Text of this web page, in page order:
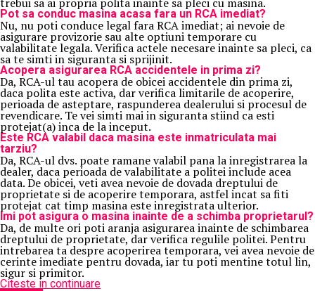
Pot sa conduc masina acasa fara un RCA imediat?
Nu, nu poti conduce legal fara RCA imediat; ai nevoie de
asigurare provizorie sau alte optiuni temporare cu
valabilitate legala. Verifica actele necesare inainte sa pleci, ca
sa te simti in siguranta si sprijinit.
Acopera asigurarea RCA accidentele in prima zi?
Da, RCA-ul tau acopera de obicei accidentele din prima zi,
daca polita este activa, dar verifica limitarile de acoperire,
perioada de asteptare, raspunderea dealerului si procesul de
revendicare. Te vei simti mai in siguranta stiind ca esti
protejat(a) inca de la inceput.
Este RCA valabil daca masina este inmatriculata mai
tarziu?
Da, RCA-ul dvs. poate ramane valabil pana la inregistrarea la
dealer, daca perioada de valabilitate a politei include acea
data. De obicei, veti avea nevoie de dovada dreptului de
proprietate si de acoperire temporara, astfel incat sa fiti
protejat cat timp masina este inregistrata ulterior.
Imi pot asigura o masina inainte de a schimba proprietarul?
Da, de multe ori poti aranja asigurarea inainte de schimbarea
dreptului de proprietate, dar verifica regulile politei. Pentru
intrebarea ta despre acoperirea temporara, vei avea nevoie de
cerinte imediate pentru dovada, iar tu poti mentine totul lin,
sigur si primitor.
Citeste in continuare